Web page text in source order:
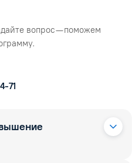
вопрос — поможем
71